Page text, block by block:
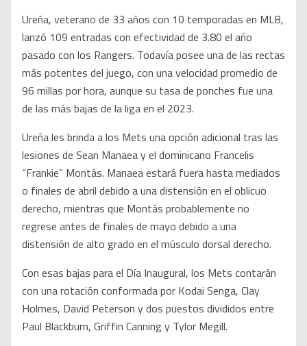
Ureña, veterano de 33 años con 10 temporadas en MLB,
lanzó 109 entradas con efectividad de 3.80 el año
pasado con los Rangers. Todavía posee una de las rectas
más potentes del juego, con una velocidad promedio de
96 millas por hora, aunque su tasa de ponches fue una
de las más bajas de la liga en el 2023.
Ureña les brinda a los Mets una opción adicional tras las
lesiones de Sean Manaea y el dominicano Francelis
“Frankie” Montás. Manaea estará fuera hasta mediados
o finales de abril debido a una distensión en el oblicuo
derecho, mientras que Montás probablemente no
regrese antes de finales de mayo debido a una
distensión de alto grado en el músculo dorsal derecho.
Con esas bajas para el Día Inaugural, los Mets contarán
con una rotación conformada por Kodai Senga, Clay
Holmes, David Peterson y dos puestos divididos entre
Paul Blackburn, Griffin Canning y Tylor Megill.